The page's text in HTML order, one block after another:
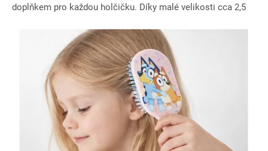
doplňkem pro každou holčičku. Díky malé velikosti cca 2,5